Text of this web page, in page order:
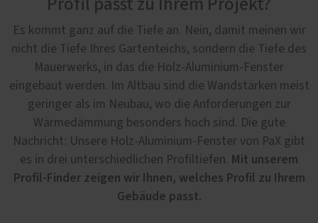
Profil passt zu Ihrem Projekt?
Es kommt ganz auf die Tiefe an. Nein, damit meinen wir
nicht die Tiefe Ihres Gartenteichs, sondern die Tiefe des
Mauerwerks, in das die Holz-Aluminium-Fenster
eingebaut werden. Im Altbau sind die Wandstärken meist
geringer als im Neubau, wo die Anforderungen zur
Wärmedämmung besonders hoch sind. Die gute
Nachricht: Unsere Holz-Aluminium-Fenster von PaX gibt
es in drei unterschiedlichen Profiltiefen. Mit unserem
Profil-Finder zeigen wir Ihnen, welches Profil zu Ihrem
Gebäude passt.